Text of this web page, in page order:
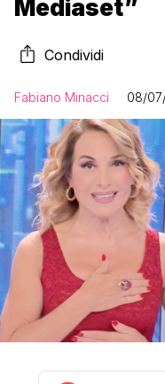
Mediaset”
Condividi
Fabiano Minacci 08/